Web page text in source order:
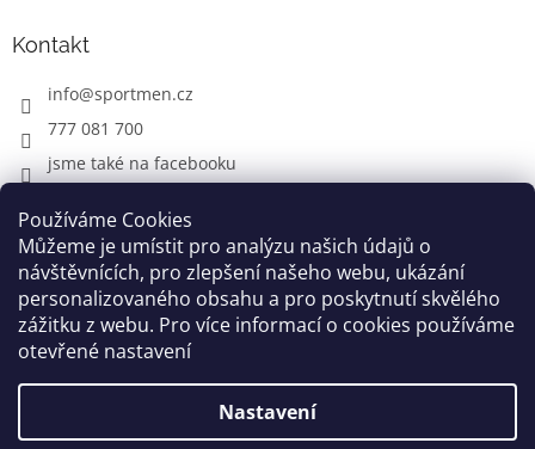
Používáme Cookies
Můžeme je umístit pro analýzu našich údajů o
návštěvnících, pro zlepšení našeho webu, ukázání
personalizovaného obsahu a pro poskytnutí skvělého
zážitku z webu. Pro více informací o cookies používáme
otevřené nastavení
Nastavení
Kontakt
info@sportmen.cz
777 081 700
jsme také na facebooku
CYKLO OBLEČENÍ